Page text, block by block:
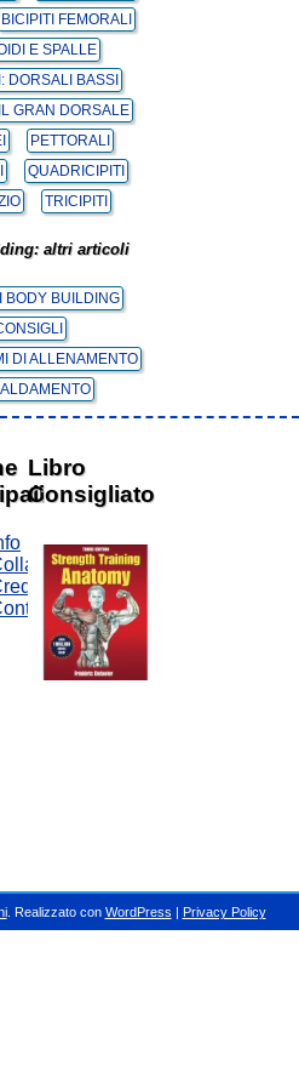
BICIPITI FEMORALI
E SPALLE
DORSALI BASSI
GRAN DORSALE
PETTORALI
QUADRICIPITI
TRICIPITI
altri articoli
BODY BUILDING
DI ALLENAMENTO
Libro
Consigliato
. Realizzato con WordPress | Privacy Policy